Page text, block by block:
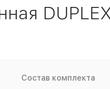
Состав комплекта